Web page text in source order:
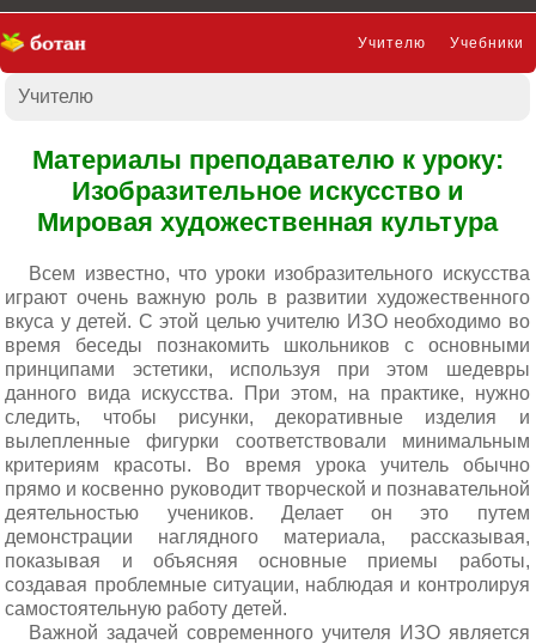
Учебники
Учителю
Учителю
Материалы преподавателю к уроку:
Изобразительное искусство и
Мировая художественная культура
Всем известно, что уроки изобразительного искусства
играют очень важную роль в развитии художественного
вкуса у детей. С этой целью учителю ИЗО необходимо во
время беседы познакомить школьников с основными
принципами эстетики, используя при этом шедевры
данного вида искусства. При этом, на практике, нужно
следить, чтобы рисунки, декоративные изделия и
вылепленные фигурки соответствовали минимальным
критериям красоты. Во время урока учитель обычно
прямо и косвенно руководит творческой и познавательной
деятельностью учеников. Делает он это путем
демонстрации наглядного материала, рассказывая,
показывая и объясняя основные приемы работы,
создавая проблемные ситуации, наблюдая и контролируя
самостоятельную работу детей.
Важной задачей современного учителя ИЗО является